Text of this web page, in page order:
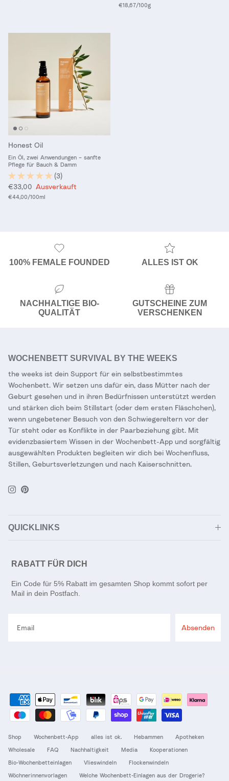
Grundpreis
€18,67/100g
Honest Oil
Ein Öl, zwei Anwendungen – sanfte
Pflege für Bauch & Damm
(3)
Normaler Preis
€33,00 Ausverkauft
Grundpreis
€44,00/100ml
100% FEMALE FOUNDED ALLES IST OK
NACHHALTIGE BIO-
QUALITÄT
GUTSCHEINE ZUM
VERSCHENKEN
WOCHENBETT SURVIVAL BY THE WEEKS
the weeks ist dein Support für ein selbstbestimmtes
Wochenbett. Wir setzen uns dafür ein, dass Mütter nach der
Geburt gesehen und in ihren Bedürfnissen unterstützt werden
und stärken dich beim Stillstart (oder dem ersten Fläschchen),
wenn ungebetener Besuch von den Schwiegereltern vor der
Tür steht oder es Konflikte in der Paarbeziehung gibt. Mit
evidenzbasiertem Wissen in der Wochenbett-App und sorgfältig
ausgewählten Produkten begleiten wir dich bei Wochenfluss,
Stillen, Geburtsverletzungen und nach Kaiserschnitten.
Instagram
Pinterest
QUICKLINKS
RABATT FÜR DICH
Ein Code für 5% Rabatt im gesamten Shop kommt sofort per
Mail in dein Postfach.
Absenden
Shop Wochenbett-App alles ist ok. Hebammen
Apotheken
Wholesale
FAQ Nachhaltigkeit Media
Kooperationen
Bio-Wochenbetteinlagen
Vlieswindeln
Flockenwindeln
Wöchnerinnenvorlagen
Welche Wochenbett-Einlagen aus der Drogerie?